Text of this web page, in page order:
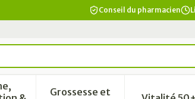
Conseil du pharmacien
Grossesse et